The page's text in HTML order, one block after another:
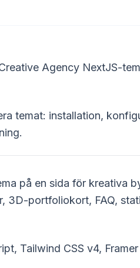
Agency NextJS-
temat: installation,
på en sida för kreativa
3D-portfoliokort, FAQ,
Tailwind CSS v4,